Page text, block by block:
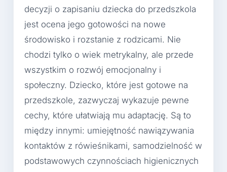
decyzji o zapisaniu dziecka do przedszkola
jest ocena jego gotowości na nowe
środowisko i rozstanie z rodzicami. Nie
chodzi tylko o wiek metrykalny, ale przede
wszystkim o rozwój emocjonalny i
społeczny. Dziecko, które jest gotowe na
przedszkole, zazwyczaj wykazuje pewne
cechy, które ułatwiają mu adaptację. Są to
między innymi: umiejętność nawiązywania
kontaktów z rówieśnikami, samodzielność w
podstawowych czynnościach higienicznych